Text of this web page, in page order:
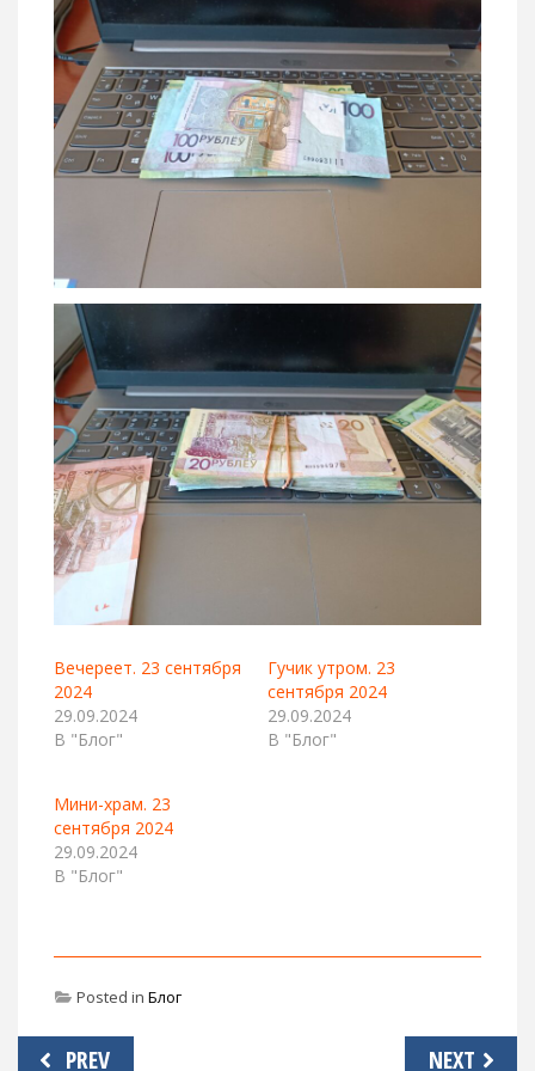
Вечереет. 23 сентября
2024
29.09.2024
В "Блог"
Гучик утром. 23
сентября 2024
29.09.2024
В "Блог"
Мини-храм. 23
сентября 2024
29.09.2024
В "Блог"
Posted in Блог
Навигация
PREV NEXT